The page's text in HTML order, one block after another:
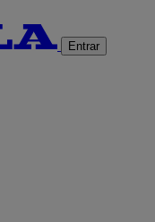
Entrar